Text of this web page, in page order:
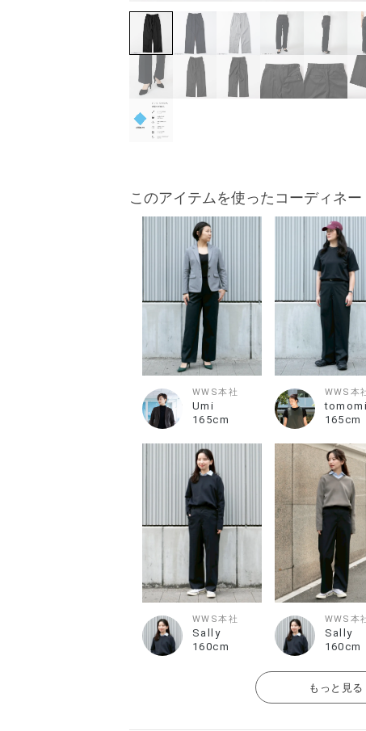
このアイテムを使ったコーディネー
WWS本社
Umi
165cm
WWS本
tomomi
165cm
WWS本社
Sally
160cm
WWS本
Sally
160cm
もっと見る